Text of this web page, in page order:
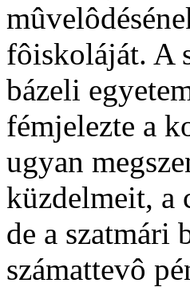
fôiskoláját. A
bázeli
fémjelezte a
ugyan
küzdelmeit, a
de a szatmári
számattevô